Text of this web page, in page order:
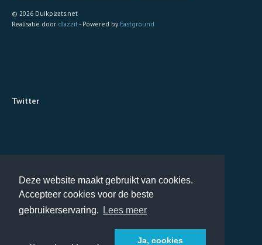
Deze website maakt gebruikt van cookies.
Accepteer cookies voor de beste
gebruikerservaring.
Lees meer
Ja, cookies
© 2026 Duikplaats.net
Realisatie door dJazzit- Powered by Eastground
Twitter